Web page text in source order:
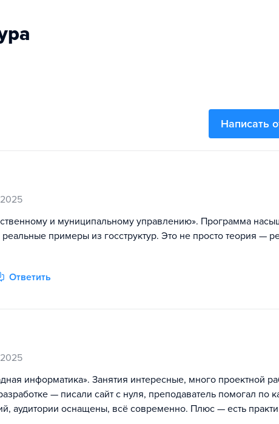
Написать
и муниципальному управлению». Программа
примеры из госструктур. Это не просто теория —
Ответить
информатика». Занятия интересные, много проектной
— писали сайт с нуля, преподаватель помогал по
аудитории оснащены, всё современно. Плюс — есть